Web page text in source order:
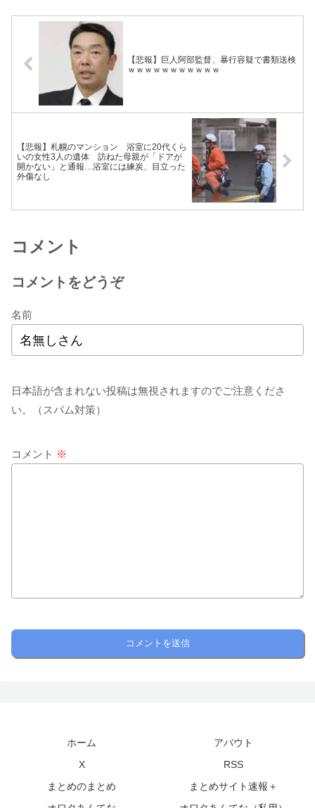
【悲報】巨人阿部監督、暴行容疑で書類送検
ｗｗｗｗｗｗｗｗｗｗｗ
【悲報】札幌のマンション 浴室に20代くら
いの女性3人の遺体 訪ねた母親が「ドアが
開かない」と通報…浴室には練炭、目立った
外傷なし
コメント
コメントをどうぞ
コメント ※
名前
日本語が含まれない投稿は無視されますのでご注意くださ
い。（スパム対策）
ホーム
アバウト
X
RSS
まとめのまとめ
まとめサイト速報＋